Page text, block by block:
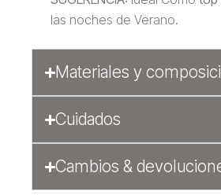
las noches de Verano.
Materiales y
Cuidados
Cambios &